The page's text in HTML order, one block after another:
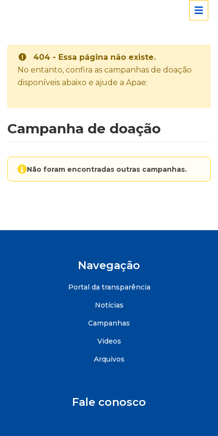
404 - Essa página não existe.
No entanto, confira as campanhas de doação
disponíveis abaixo e ajude a Apae:
Campanha de doação
Não foram encontradas outras campanhas.
Navegação
Portal da transparência
Notícias
Campanhas
Videos
Arquivos
Fale conosco